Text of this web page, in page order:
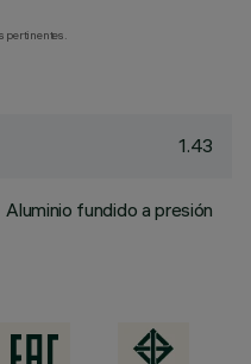
pertinentes.
1.43
Aluminio fundido a presión